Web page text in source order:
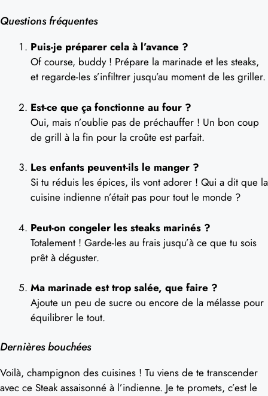
Questions fréquentes
Puis-je préparer cela à l’avance ?
Of course, buddy ! Prépare la marinade et les steaks,
et regarde-les s’infiltrer jusqu’au moment de les griller.
Est-ce que ça fonctionne au four ?
Oui, mais n’oublie pas de préchauffer ! Un bon coup
de grill à la fin pour la croûte est parfait.
Les enfants peuvent-ils le manger ?
Si tu réduis les épices, ils vont adorer ! Qui a dit que la
cuisine indienne n’était pas pour tout le monde ?
Peut-on congeler les steaks marinés ?
Totalement ! Garde-les au frais jusqu’à ce que tu sois
prêt à déguster.
Ma marinade est trop salée, que faire ?
Ajoute un peu de sucre ou encore de la mélasse pour
équilibrer le tout.
Dernières bouchées
Voilà, champignon des cuisines ! Tu viens de te transcender
avec ce Steak assaisonné à l’indienne. Je te promets, c’est le